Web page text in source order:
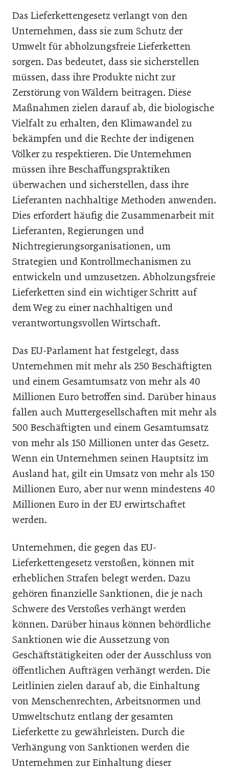
Das Lieferkettengesetz verlangt von den
Unternehmen, dass sie zum Schutz der
Umwelt für abholzungsfreie Lieferketten
sorgen. Das bedeutet, dass sie sicherstellen
müssen, dass ihre Produkte nicht zur
Zerstörung von Wäldern beitragen. Diese
Maßnahmen zielen darauf ab, die biologische
Vielfalt zu erhalten, den Klimawandel zu
bekämpfen und die Rechte der indigenen
Völker zu respektieren. Die Unternehmen
müssen ihre Beschaffungspraktiken
überwachen und sicherstellen, dass ihre
Lieferanten nachhaltige Methoden anwenden.
Dies erfordert häufig die Zusammenarbeit mit
Lieferanten, Regierungen und
Nichtregierungsorganisationen, um
Strategien und Kontrollmechanismen zu
entwickeln und umzusetzen. Abholzungsfreie
Lieferketten sind ein wichtiger Schritt auf
dem Weg zu einer nachhaltigen und
verantwortungsvollen Wirtschaft.
Das EU-Parlament hat festgelegt, dass
Unternehmen mit mehr als 250 Beschäftigten
und einem Gesamtumsatz von mehr als 40
Millionen Euro betroffen sind. Darüber hinaus
fallen auch Muttergesellschaften mit mehr als
500 Beschäftigten und einem Gesamtumsatz
von mehr als 150 Millionen unter das Gesetz.
Wenn ein Unternehmen seinen Hauptsitz im
Ausland hat, gilt ein Umsatz von mehr als 150
Millionen Euro, aber nur wenn mindestens 40
Millionen Euro in der EU erwirtschaftet
werden.
Unternehmen, die gegen das EU-
Lieferkettengesetz verstoßen, können mit
erheblichen Strafen belegt werden. Dazu
gehören finanzielle Sanktionen, die je nach
Schwere des Verstoßes verhängt werden
können. Darüber hinaus können behördliche
Sanktionen wie die Aussetzung von
Geschäftstätigkeiten oder der Ausschluss von
öffentlichen Aufträgen verhängt werden. Die
Leitlinien zielen darauf ab, die Einhaltung
von Menschenrechten, Arbeitsnormen und
Umweltschutz entlang der gesamten
Lieferkette zu gewährleisten. Durch die
Verhängung von Sanktionen werden die
Unternehmen zur Einhaltung dieser